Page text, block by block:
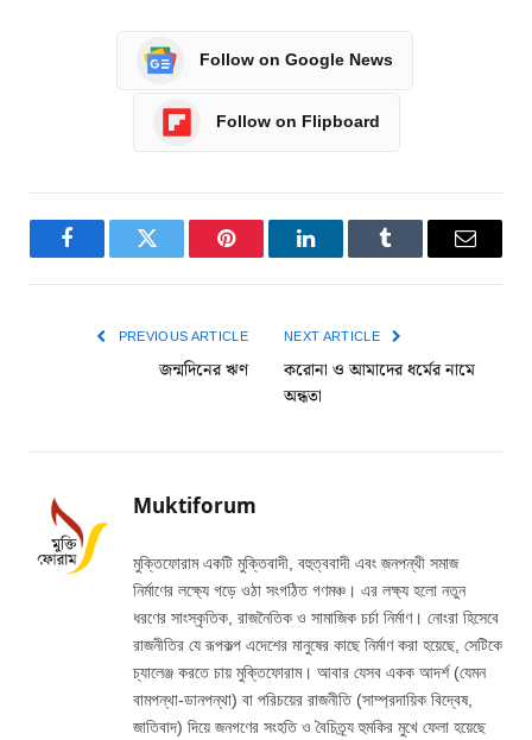
Follow on Google News
Follow on Flipboard
FacebookTwitter Pinterest LinkedInTumblr Email
PREVIOUS ARTICLE
জন্মদিনের ঋণ
NEXT ARTICLE
করোনা ও আমাদের ধর্মের নামে
অন্ধতা
Muktiforum
মুক্তিফোরাম একটি মুক্তিবাদী, বহুত্ববাদী এবং জনপন্থী সমাজ
নির্মাণের লক্ষ্যে গড়ে ওঠা সংগঠিত গণমঞ্চ। এর লক্ষ্য হলো নতুন
ধরণের সাংস্কৃতিক, রাজনৈতিক ও সামাজিক চর্চা নির্মাণ। নোংরা হিসেবে
রাজনীতির যে রূপকল্প এদেশের মানুষের কাছে নির্মাণ করা হয়েছে, সেটিকে
চ্যালেঞ্জ করতে চায় মুক্তিফোরাম। আবার যেসব একক আদর্শ (যেমন
বামপন্থা-ডানপন্থা) বা পরিচয়ের রাজনীতি (সাম্প্রদায়িক বিদ্বেষ,
জাতিবাদ) দিয়ে জনগণের সংহতি ও বৈচিত্র্য হুমকির মুখে ফেলা হয়েছে